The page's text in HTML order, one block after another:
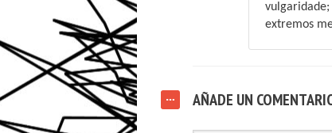
extremos
AÑADE UN